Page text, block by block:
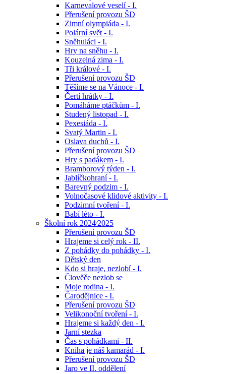
Karnevalové veselí - I.
Přerušení provozu ŠD
Zimní olympiáda - I.
Polární svět - I.
Sněhuláci - I.
Hry na sněhu - I.
Kouzelná zima - I.
Tři králové - I.
Přerušení provozu ŠD
Těšíme se na Vánoce - I.
Čertí hrátky - I.
Pomáháme ptáčkům - I.
Studený listopad - I.
Pexesiáda - I.
Svatý Martin - I.
Oslava duchů - I.
Přerušení provozu ŠD
Hry s padákem - I.
Bramborový týden - I.
Jablíčkohraní - I.
Barevný podzim - I.
Volnočasové klidové aktivity - I.
Podzimní tvoření - I.
Babí léto - I.
Školní rok 2024⁄2025
Přerušení provozu ŠD
Hrajeme si celý rok - II.
Z pohádky do pohádky - I.
Dětský den
Kdo si hraje, nezlobí - I.
Člověče nezlob se
Moje rodina - I.
Čarodějnice - I.
Přerušení provozu ŠD
Velikonoční tvoření - I.
Hrajeme si každý den - I.
Jarní stezka
Čas s pohádkami - II.
Kniha je náš kamarád - I.
Přerušení provozu ŠD
Jaro ve II. oddělení